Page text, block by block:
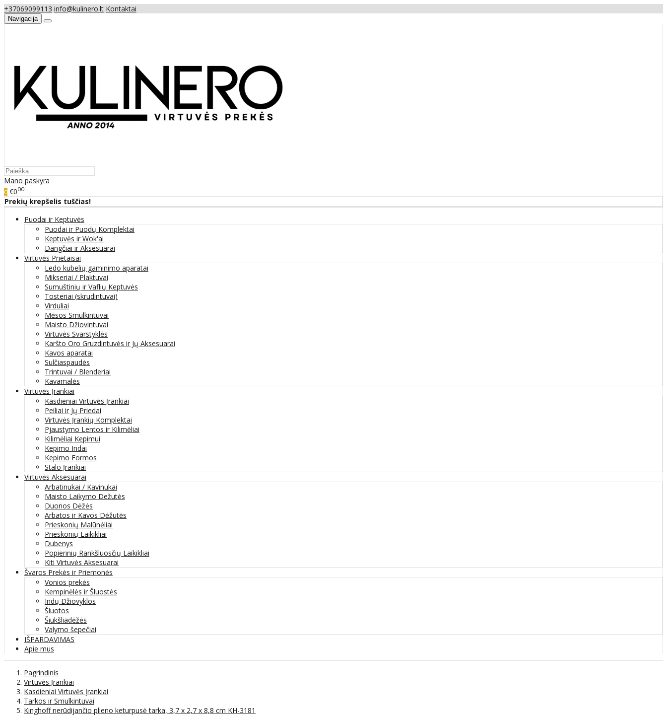
+37069099113 info@kulinero.lt Kontaktai
Navigacija
Mano paskyra
0 €000
Prekių krepšelis tuščias!
Puodai ir Keptuvės
Puodai ir Puodų Komplektai
Keptuvės ir Wok'ai
Dangčiai ir Aksesuarai
Virtuvės Prietaisai
Ledo kubelių gaminimo aparatai
Mikseriai / Plaktuvai
Sumuštinių ir Vaflių Keptuvės
Tosteriai (skrudintuvai)
Virduliai
Mėsos Smulkintuvai
Maisto Džiovintuvai
Virtuvės Svarstyklės
Karšto Oro Gruzdintuvės ir Jų Aksesuarai
Kavos aparatai
Sulčiaspaudės
Trintuvai / Blenderiai
Kavamalės
Virtuvės Įrankiai
Kasdieniai Virtuvės Įrankiai
Peiliai ir Jų Priedai
Virtuvės Įrankių Komplektai
Pjaustymo Lentos ir Kilimėliai
Kilimėliai Kepimui
Kepimo Indai
Kepimo Formos
Stalo Įrankiai
Virtuvės Aksesuarai
Arbatinukai / Kavinukai
Maisto Laikymo Dežutės
Duonos Dėžės
Arbatos ir Kavos Dėžutės
Prieskonių Malūnėliai
Prieskonių Laikikliai
Dubenys
Popierinių Rankšluosčių Laikikliai
Kiti Virtuvės Aksesuarai
Švaros Prekės ir Priemonės
Vonios prekės
Kempinėlės ir Šluostės
Indų Džiovyklos
Šluotos
Šiukšliadėžės
Valymo šepečiai
IŠPARDAVIMAS
Apie mus
Pagrindinis
Virtuvės Įrankiai
Kasdieniai Virtuvės Įrankiai
Tarkos ir Smulkintuvai
Kinghoff nerūdijančio plieno keturpusė tarka, 3,7 x 2,7 x 8,8 cm KH-3181